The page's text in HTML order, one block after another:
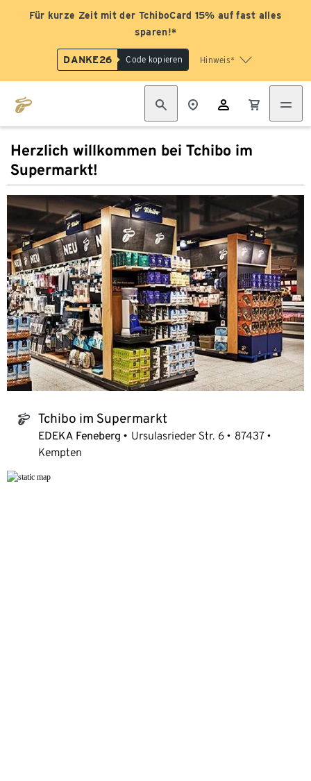
Für kurze Zeit mit der TchiboCard 15% auf fast alles
sparen!*
DANKE26 Code kopieren Hinweis*
Herzlich willkommen bei Tchibo im
Supermarkt!
tchibo_logo Tchibo im Supermarkt
EDEKA Feneberg Ursulasrieder Str. 6
87437
Kempten